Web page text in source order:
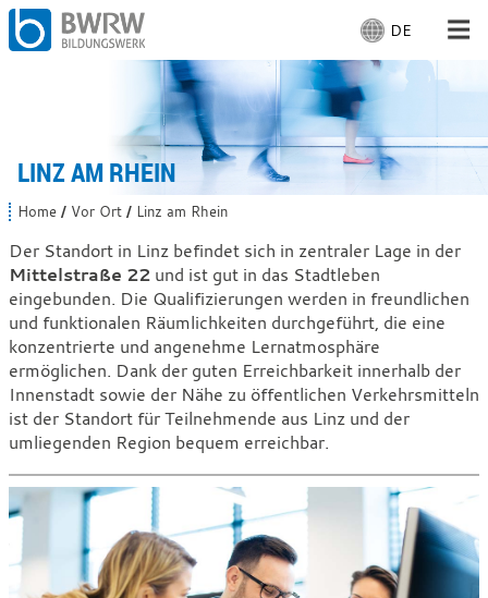
S
p
r
a
c
h
s
w
ä
h
l
e
n
:
DE
LINZ AM RHEIN
Für Unternehmen
Von uns
Vor Ort: Linz am Rhein
Mit Arbeiten
S
e
s
i
n
d
h
i
r
:
Home Vor Ort Linz am Rhein
Der Standort in Linz befindet sich in zentraler Lage in der
Mittelstraße 22 und ist gut in das Stadtleben
eingebunden. Die Qualifizierungen werden in freundlichen
und funktionalen Räumlichkeiten durchgeführt, die eine
konzentrierte und angenehme Lernatmosphäre
ermöglichen. Dank der guten Erreichbarkeit innerhalb der
Innenstadt sowie der Nähe zu öffentlichen Verkehrsmitteln
ist der Standort für Teilnehmende aus Linz und der
umliegenden Region bequem erreichbar.